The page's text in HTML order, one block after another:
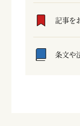
記事を
条文や